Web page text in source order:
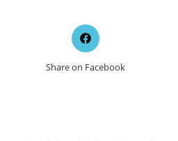
Opens
in
new
Share on Facebook